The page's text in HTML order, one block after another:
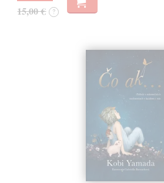
15,00 € ?